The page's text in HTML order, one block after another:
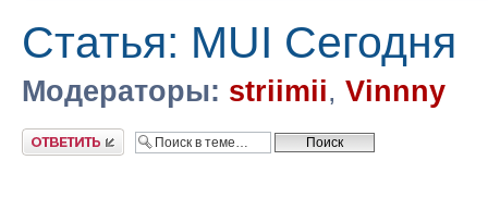
Статья: MUI Сегодня
Модераторы: striimii, Vinnny
Ответить